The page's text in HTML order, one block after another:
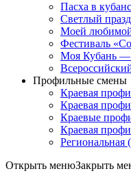
Пасха в
Светлый
Моей
Фестиваль
Моя Кубань —
Профильные смены
Краевая
Краевая
Краевые
Краевая
Региональная
Открыть менюЗакрыть